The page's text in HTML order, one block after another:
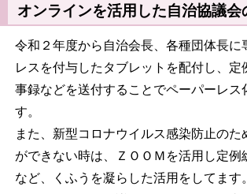
オンラインを活用した自治協議会
令和２年度から自治会長、各種団体長に
レスを付与したタブレットを配付し、定
事録などを送付することでペーパーレス
す。
また、新型コロナウイルス感染防止のた
ができない時は、ＺＯＯＭを活用し定例
など、くふうを凝らした活用をしてます。